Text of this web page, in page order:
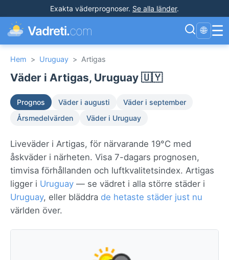
Exakta väderprognoser. Se alla länder.
Vadreti.com 🌐 ☰
Hem > Uruguay > Artigas
Väder i Artigas, Uruguay 🇺🇾
Prognos Väder i augusti
Väder i september
Årsmedelvärden
Väder i Uruguay
Liveväder i Artigas, för närvarande 19°C med
åskväder i närheten. Visa 7-dagars prognosen,
timvisa förhållanden och luftkvalitetsindex. Artigas
ligger i Uruguay — se vädret i alla större städer i
Uruguay, eller bläddra de hetaste städer just nu
världen över.